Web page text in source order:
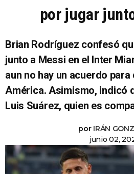
por jugar
Brian Rodríguez confesó
junto a Messi en el Inter
aun no hay un acuerdo
América. Asimismo, indicó
Luis Suárez, quien es
por IRÁN
junio 02,